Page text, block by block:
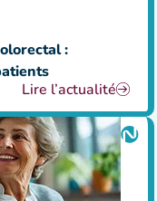
:
Lire l’actualité